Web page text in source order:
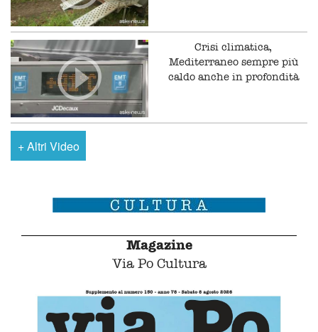
Crisi climatica,
Mediterraneo sempre più
caldo anche in profondità
+Altri Video
Magazine
Via Po Cultura